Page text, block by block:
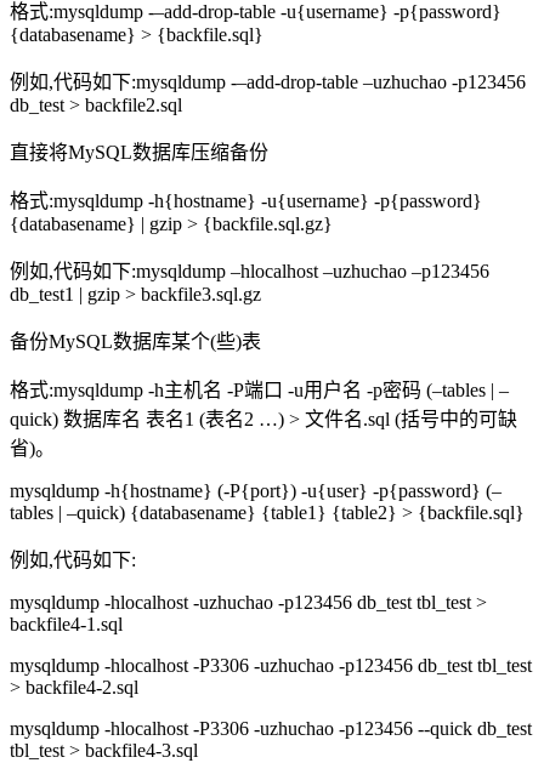
格式:mysqldump -–add-drop-table -u{username} -p{password}
{databasename} > {backfile.sql}
例如,代码如下:mysqldump -–add-drop-table –uzhuchao -p123456
db_test > backfile2.sql
直接将MySQL数据库压缩备份
格式:mysqldump -h{hostname} -u{username} -p{password}
{databasename} | gzip > {backfile.sql.gz}
例如,代码如下:mysqldump –hlocalhost –uzhuchao –p123456
db_test1 | gzip > backfile3.sql.gz
备份MySQL数据库某个(些)表
格式:mysqldump -h主机名 -P端口 -u用户名 -p密码 (–tables | –
quick) 数据库名 表名1 (表名2 …) > 文件名.sql (括号中的可缺
省)。
mysqldump -h{hostname} (-P{port}) -u{user} -p{password} (–
tables | –quick) {databasename} {table1} {table2} > {backfile.sql}
例如,代码如下:
mysqldump -hlocalhost -uzhuchao -p123456 db_test tbl_test >
backfile4-1.sql
mysqldump -hlocalhost -P3306 -uzhuchao -p123456 db_test tbl_test
> backfile4-2.sql
mysqldump -hlocalhost -P3306 -uzhuchao -p123456 --quick db_test
tbl_test > backfile4-3.sql